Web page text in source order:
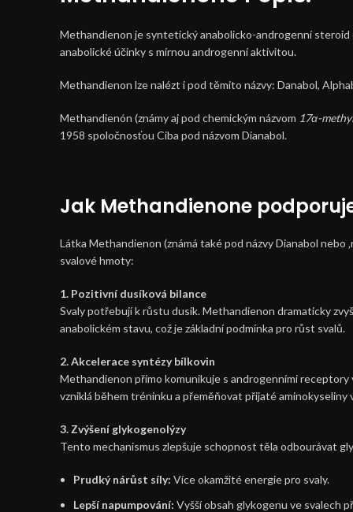
Methandienon je syntetický anabolicko-androgenní
anabolické účinky s mírnou androgenní aktivitou.
Methandienon lze nalézt i pod těmito názvy: Danabol,
Methandienón (známy aj pod chemickým názvom 17α-
1958 spoločnosťou Ciba pod názvom Dianabol.
Jak Methandienone
Látka Methandienon (známá také pod názvy Dianabol
svalové hmoty:
1. Pozitivní dusíková bilance
Svaly potřebují k růstu dusík. Methandienon dramaticky
anabolickém stavu, což je základní podmínka pro růst svalů.
2. Akcelerace syntézy bílkovin
Methandienon přímo komunikuje s androgenními
vzniklá během tréninku a přeměňovat přijaté aminokyseliny
3. Zvýšení glykogenolýzy
Tento mechanismus zlepšuje schopnost těla odbourávat
Prudký nárůst síly: Více okamžité energie pro svaly.
Lepší napumpování: Vyšší obsah glykogenu ve svalech